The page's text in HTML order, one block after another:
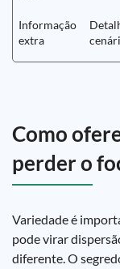
Informação
extra
Como
perder o
Variedade é
pode virar
diferente. O